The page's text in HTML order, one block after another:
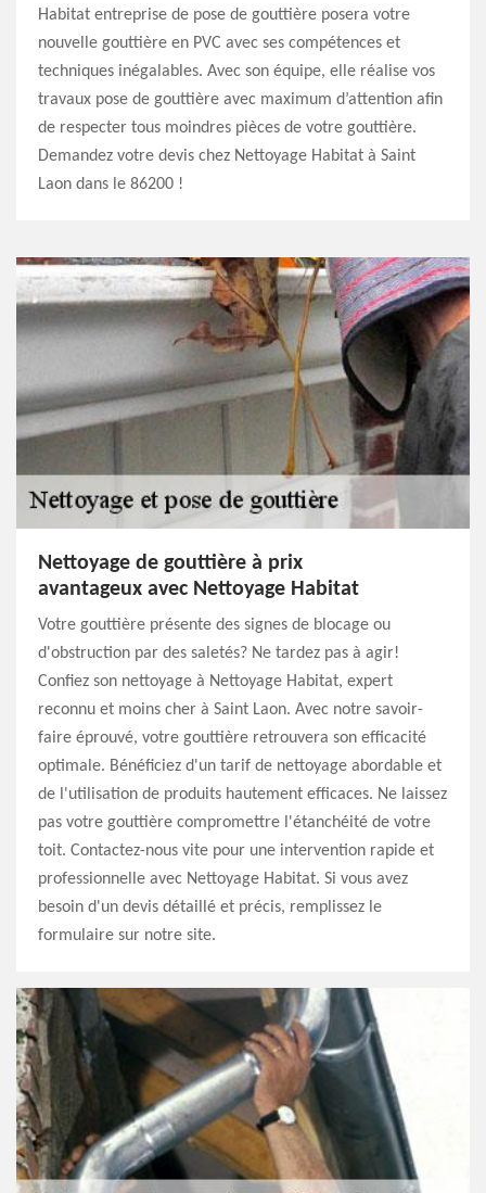
Habitat entreprise de pose de gouttière posera votre
nouvelle gouttière en PVC avec ses compétences et
techniques inégalables. Avec son équipe, elle réalise vos
travaux pose de gouttière avec maximum d’attention afin
de respecter tous moindres pièces de votre gouttière.
Demandez votre devis chez Nettoyage Habitat à Saint
Laon dans le 86200 !
Nettoyage de gouttière à prix
avantageux avec Nettoyage Habitat
Votre gouttière présente des signes de blocage ou
d'obstruction par des saletés? Ne tardez pas à agir!
Confiez son nettoyage à Nettoyage Habitat, expert
reconnu et moins cher à Saint Laon. Avec notre savoir-
faire éprouvé, votre gouttière retrouvera son efficacité
optimale. Bénéficiez d'un tarif de nettoyage abordable et
de l'utilisation de produits hautement efficaces. Ne laissez
pas votre gouttière compromettre l'étanchéité de votre
toit. Contactez-nous vite pour une intervention rapide et
professionnelle avec Nettoyage Habitat. Si vous avez
besoin d'un devis détaillé et précis, remplissez le
formulaire sur notre site.